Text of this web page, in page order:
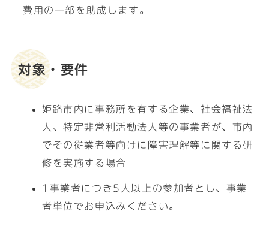
費用の一部を助成します。
対象・要件
姫路市内に事務所を有する企業、社会福祉法
人、特定非営利活動法人等の事業者が、市内
でその従業者等向けに障害理解等に関する研
修を実施する場合
1事業者につき5人以上の参加者とし、事業
者単位でお申込みください。